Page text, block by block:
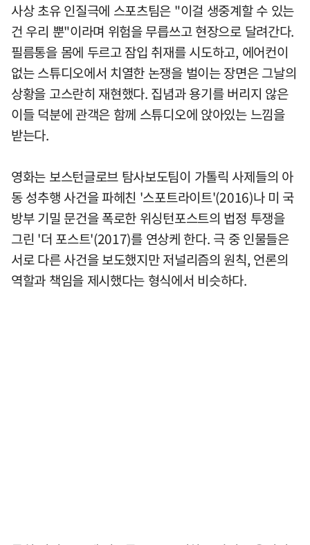
사상 초유 인질극에 스포츠팀은 "이걸 생중계할 수 있는
건 우리 뿐"이라며 위험을 무릅쓰고 현장으로 달려간다.
필름통을 몸에 두르고 잠입 취재를 시도하고, 에어컨이
없는 스튜디오에서 치열한 논쟁을 벌이는 장면은 그날의
상황을 고스란히 재현했다. 집념과 용기를 버리지 않은
이들 덕분에 관객은 함께 스튜디오에 앉아있는 느낌을
받는다.
영화는 보스턴글로브 탐사보도팀이 가톨릭 사제들의 아
동 성추행 사건을 파헤친 '스포트라이트'(2016)나 미 국
방부 기밀 문건을 폭로한 위싱턴포스트의 법정 투쟁을
그린 '더 포스트'(2017)를 연상케 한다. 극 중 인물들은
서로 다른 사건을 보도했지만 저널리즘의 원칙, 언론의
역할과 책임을 제시했다는 형식에서 비슷하다.